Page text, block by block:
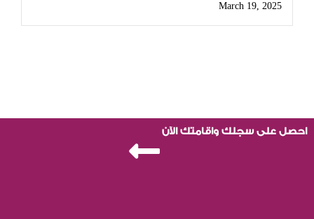
March 19, 2025
احصل على سجلك واقامتك الآن